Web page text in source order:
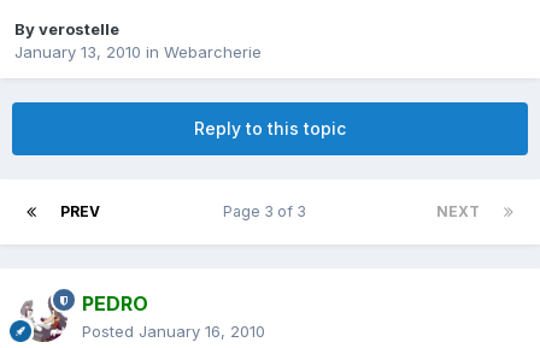
Byverostelle
January 13, 2010 in Webarcherie
Reply to this topic
PREV NEXT
Page 3 of 3
PEDRO
Posted January 16, 2010